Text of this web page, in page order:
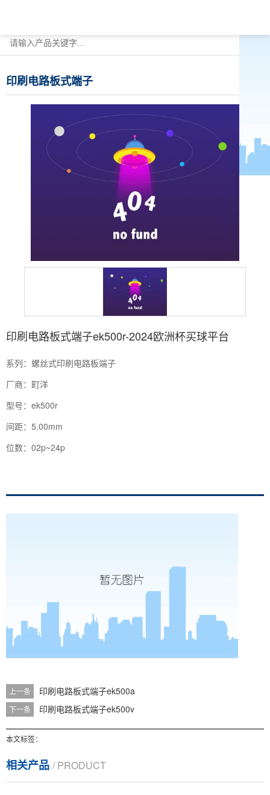
印刷电路板式端子
印刷电路板式端子ek500r-2024欧洲杯买球平台
系列：螺丝式印刷电路板端子
厂商：町洋
型号：ek500r
间距：5.00mm
位数：02p~24p
上一条 印刷电路板式端子ek500a
下一条 印刷电路板式端子ek500v
本文标签：
相关产品 / PRODUCT